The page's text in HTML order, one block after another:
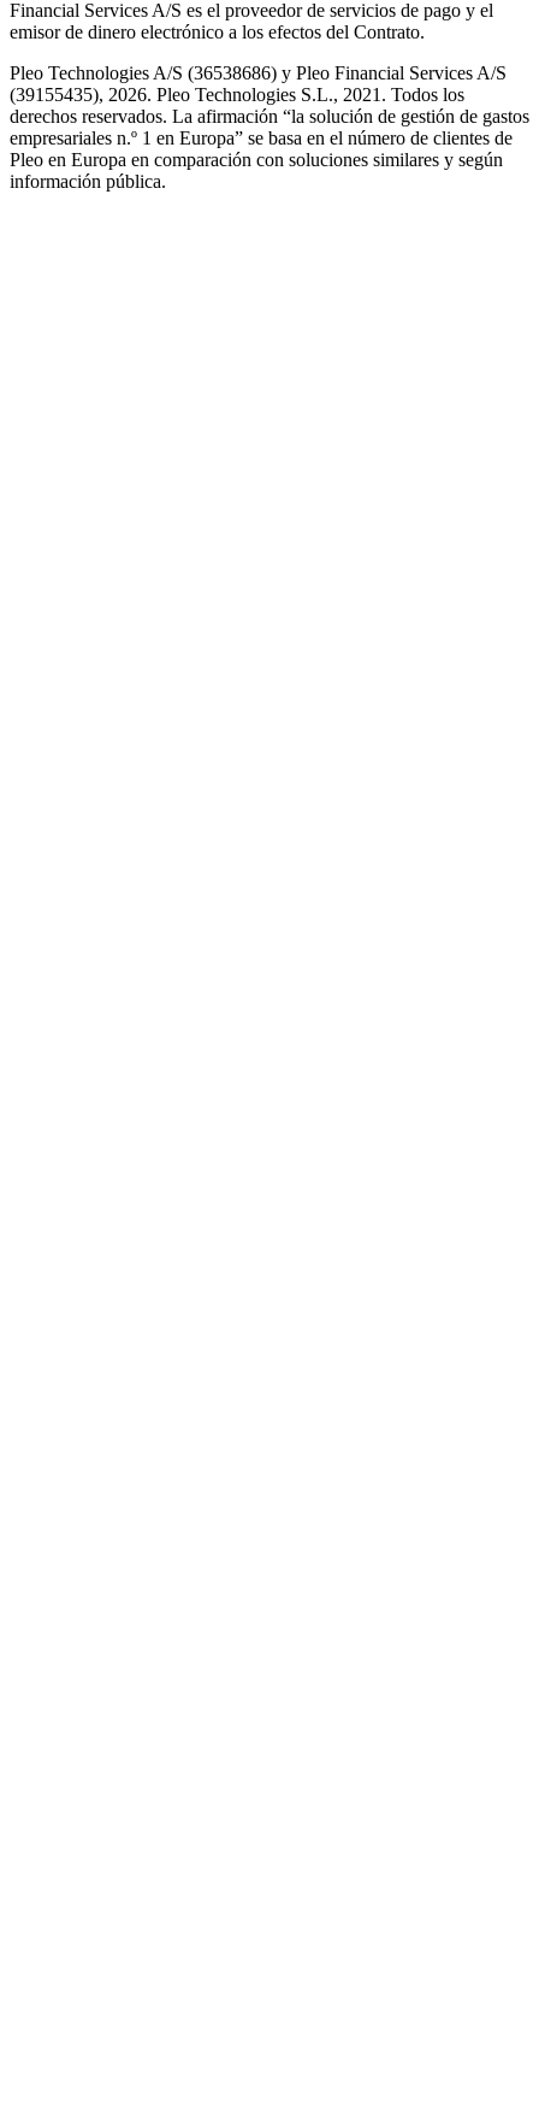
Financial Services A/S es el proveedor de servicios de pago y el
emisor de dinero electrónico a los efectos del Contrato.
Pleo Technologies A/S (36538686) y Pleo Financial Services A/S
(39155435), 2026. Pleo Technologies S.L., 2021. Todos los
derechos reservados. La afirmación “la solución de gestión de gastos
empresariales n.º 1 en Europa” se basa en el número de clientes de
Pleo en Europa en comparación con soluciones similares y según
información pública.